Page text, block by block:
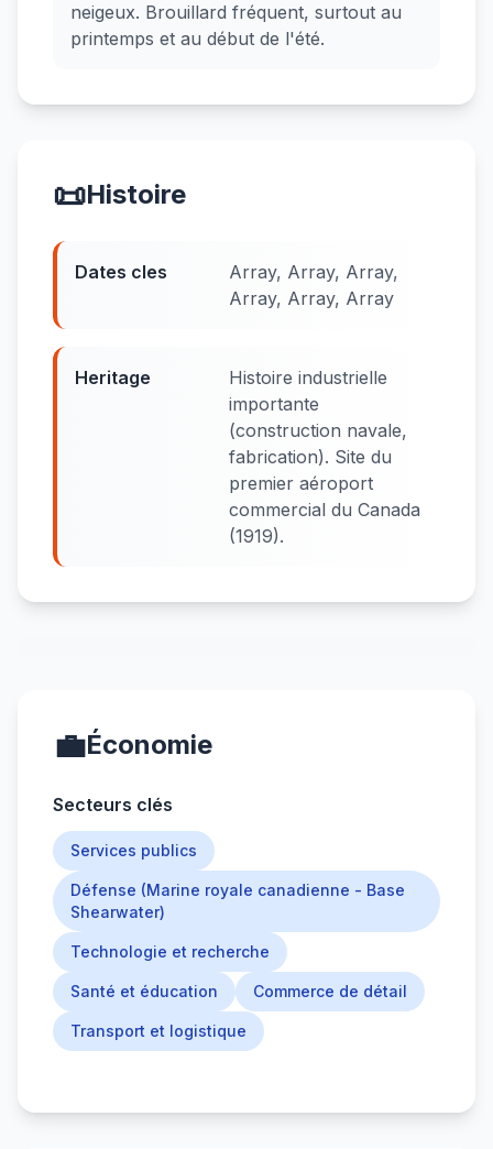
neigeux. Brouillard fréquent, surtout au
printemps et au début de l'été.
📜Histoire
Dates cles
Array, Array, Array,
Array, Array, Array
Heritage
Histoire industrielle
importante
(construction navale,
fabrication). Site du
premier aéroport
commercial du Canada
(1919).
💼Économie
Secteurs clés
Services publics
Défense (Marine royale canadienne - Base
Shearwater)
Technologie et recherche
Santé et éducation Commerce de détail
Transport et logistique